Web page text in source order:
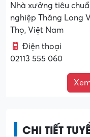
Nhà xưởng tiêu
nghiệp Thăng Long
Thọ, Việt Nam
Điện thoại
02113 555 060
CHI TIẾT